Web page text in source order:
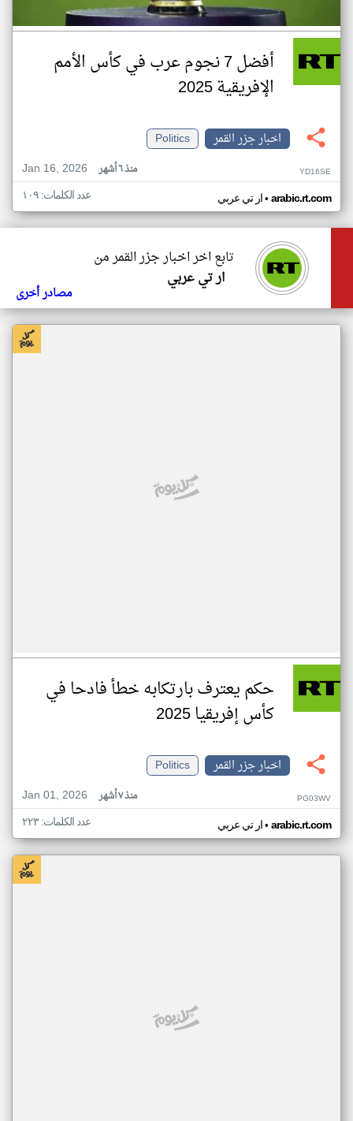
أفضل 7 نجوم عرب في كأس الأمم
الإفريقية 2025
اخبار جزر القمر
Politics
Jan 16, 2026
منذ ٦ أشهر YD16SE
ار تي عربي• arabic.rt.com عدد الكلمات: ١٠٩
تابع اخر اخبار جزر القمر من
ار تي عربي
مصادر أخرى
حكم يعترف بارتكابه خطأ فادحا في
كأس إفريقيا 2025
اخبار جزر القمر
Politics
Jan 01, 2026
منذ ٧ أشهر PG03WV
ار تي عربي• arabic.rt.com عدد الكلمات: ٢٢٣